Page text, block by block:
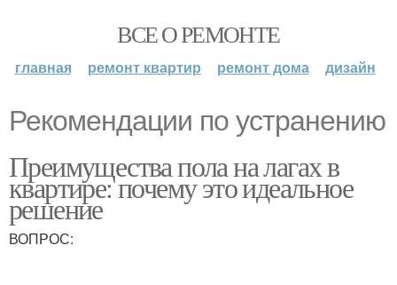
ВСЕ О РЕМОНТЕ
главная ремонт квартир ремонт дома дизайн
Рекомендации по устранению
Преимущества пола на лагах в
квартире: почему это идеальное
решение
ВОПРОС: